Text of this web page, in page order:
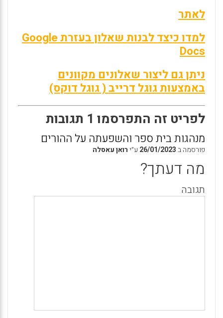
לאתר
למדו כיצד לבנות שאלון בעזרת Google
Docs
ניתן גם ליצור שאלונים מקוונים
באמצעות גוגל דרייב ( גוגל דוקס)
לפריט זה התפרסמו 1 תגובות
מנהגות בית ספר והשפעתה על ההורים
פורסמה ב26/01/2023 ע״ירואן עאסלה
מה דעתך?
תגובה